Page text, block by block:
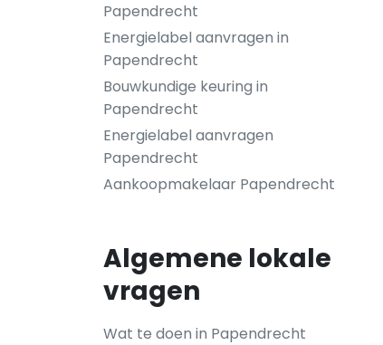
Papendrecht
Energielabel aanvragen in
Papendrecht
Bouwkundige keuring in
Papendrecht
Energielabel aanvragen
Papendrecht
Aankoopmakelaar Papendrecht
Algemene lokale
vragen
Wat te doen in Papendrecht